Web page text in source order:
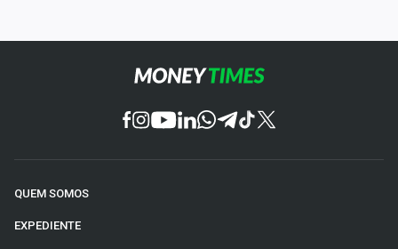
QUEM SOMOS
EXPEDIENTE